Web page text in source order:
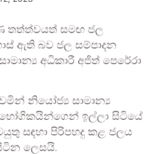
තත්ත්වයත් සමඟ ජල
ඇති බව ජල සම්පාදන
අධිකාරී අජිත් පෙරේරා
නියෝජ්‍ය සාමාන්‍ය
ඉල්ලා සිටියේ
සඳහා පිරිපහදු කළ ජලය
ලෙසයි.